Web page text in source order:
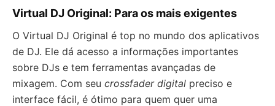
Virtual DJ Original: Para os mais exigentes
O Virtual DJ Original é top no mundo dos aplicativos
de DJ. Ele dá acesso a informações importantes
sobre DJs e tem ferramentas avançadas de
mixagem. Com seu crossfader digital preciso e
interface fácil, é ótimo para quem quer uma